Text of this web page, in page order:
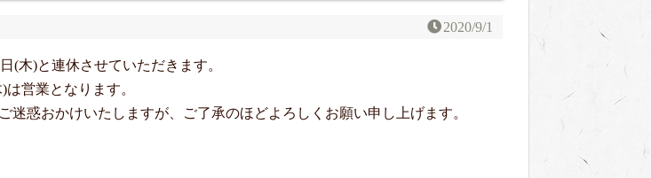
2020/9/1
(木)と連休させていただきます。
営業となります。
迷惑おかけいたしますが、ご了承のほどよろしくお願い申し上げます。